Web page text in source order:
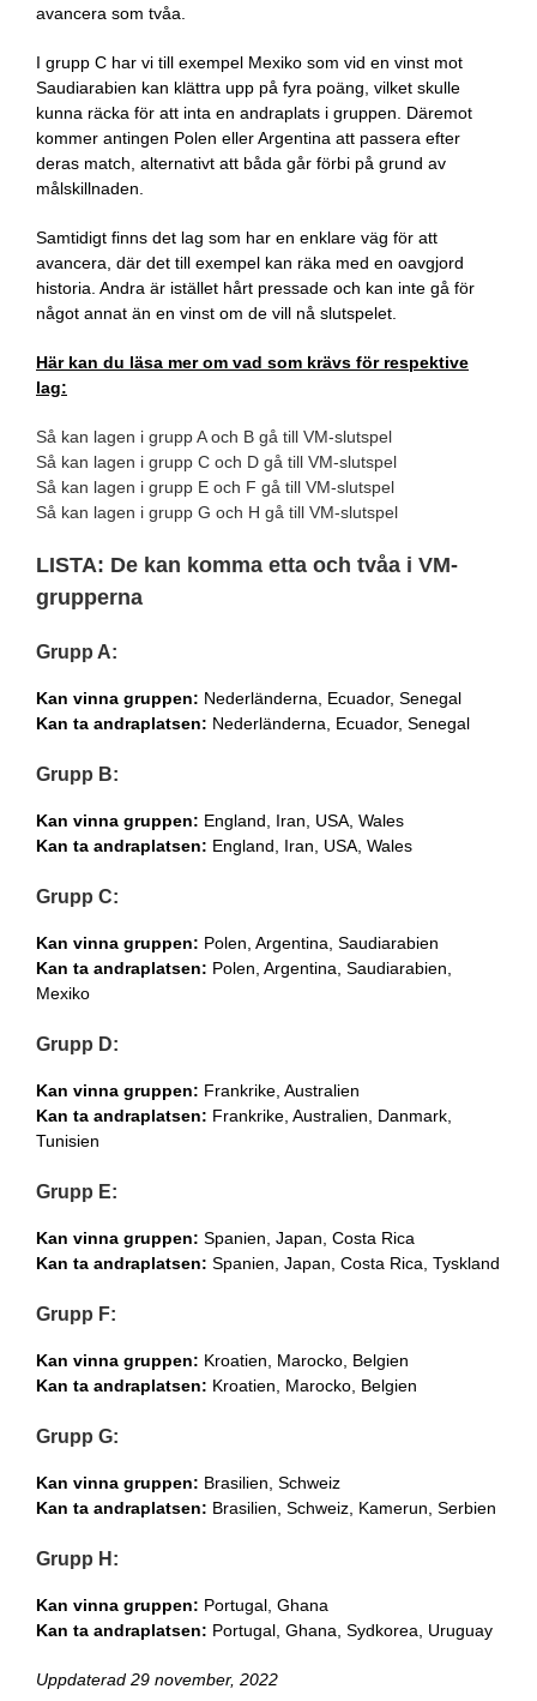
avancera som tvåa.
I grupp C har vi till exempel Mexiko som vid en vinst mot
Saudiarabien kan klättra upp på fyra poäng, vilket skulle
kunna räcka för att inta en andraplats i gruppen. Däremot
kommer antingen Polen eller Argentina att passera efter
deras match, alternativt att båda går förbi på grund av
målskillnaden.
Samtidigt finns det lag som har en enklare väg för att
avancera, där det till exempel kan räka med en oavgjord
historia. Andra är istället hårt pressade och kan inte gå för
något annat än en vinst om de vill nå slutspelet.
Här kan du läsa mer om vad som krävs för respektive
lag:
Så kan lagen i grupp A och B gå till VM-slutspel
Så kan lagen i grupp C och D gå till VM-slutspel
Så kan lagen i grupp E och F gå till VM-slutspel
Så kan lagen i grupp G och H gå till VM-slutspel
LISTA: De kan komma etta och tvåa i VM-
grupperna
Grupp A:
Kan vinna gruppen: Nederländerna, Ecuador, Senegal
Kan ta andraplatsen: Nederländerna, Ecuador, Senegal
Grupp B:
Kan vinna gruppen: England, Iran, USA, Wales
Kan ta andraplatsen: England, Iran, USA, Wales
Grupp C:
Kan vinna gruppen: Polen, Argentina, Saudiarabien
Kan ta andraplatsen: Polen, Argentina, Saudiarabien,
Mexiko
Grupp D:
Kan vinna gruppen: Frankrike, Australien
Kan ta andraplatsen: Frankrike, Australien, Danmark,
Tunisien
Grupp E:
Kan vinna gruppen: Spanien, Japan, Costa Rica
Kan ta andraplatsen: Spanien, Japan, Costa Rica, Tyskland
Grupp F:
Kan vinna gruppen: Kroatien, Marocko, Belgien
Kan ta andraplatsen: Kroatien, Marocko, Belgien
Grupp G:
Kan vinna gruppen: Brasilien, Schweiz
Kan ta andraplatsen: Brasilien, Schweiz, Kamerun, Serbien
Grupp H:
Kan vinna gruppen: Portugal, Ghana
Kan ta andraplatsen: Portugal, Ghana, Sydkorea, Uruguay
Uppdaterad 29 november, 2022